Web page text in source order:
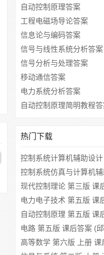
自动控制原理答案
工程电磁场导论答案
信息论与编码答案
信号与线性系统分析答案
信号分析与处理答案
移动通信答案
电力系统分析答案
自动控制原理简明教程
热门下载
控制系统计算机辅助设
言与应用 第二版 课后答
控制系统仿真与计算机
二版 课后答案 (薛定宇)
现代控制理论 第三版 课
豹 唐万生)
电力电子技术 第五版 课
兆安 刘进军)
自动控制原理 第五版 课
寿松)
电路 第五版 课后答案 (
觉)
高等数学 第六版 上册 课